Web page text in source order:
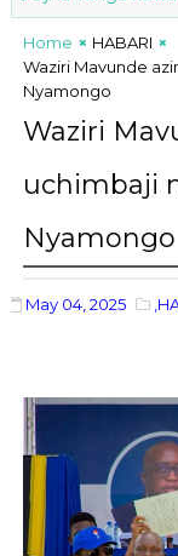
Home
HABARI
Waziri Mavunde
Nyamongo
Waziri
uchimbaji
Nyamongo
May 04, 2025